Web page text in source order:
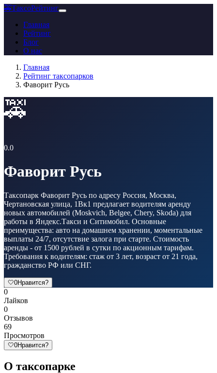
🚕ТаксоРейтинг
Главная
Рейтинг
Блог
О нас
Главная
Рейтинг таксопарков
Фаворит Русь
🚕
0.0
Фаворит Русь
Таксопарк Фаворит Русь по адресу Россия, Москва,
Чертановская улица, 1Вк1 предлагает водителям аренду
новых автомобилей (Moskvich, Belgee, Chery, Skoda) для
работы в Яндекс.Такси и Ситимобил. Основные
преимущества: авто на домашнем хранении, моментальные
выплаты 24/7, отсутствие залога при старте. Стоимость
аренды - от 1500 рублей в сутки по акционным тарифам.
Требования к водителям: стаж от 3 лет, возраст от 21 года,
гражданство РФ или СНГ.
🤍0Нравится?
0
Лайков
0
Отзывов
69
Просмотров
🤍0Нравится?
О таксопарке